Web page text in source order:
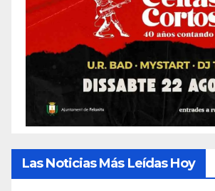
Las Noticias Más Leídas Hoy